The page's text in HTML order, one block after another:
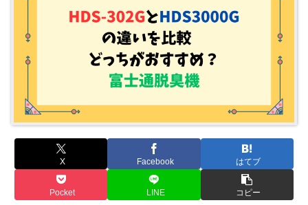
X Facebook はてブ
Pocket LINE コピー